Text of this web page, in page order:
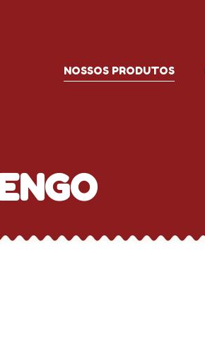
NOSSOS PRODUTOS